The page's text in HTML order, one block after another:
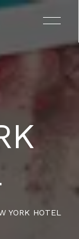
YORK HOTEL